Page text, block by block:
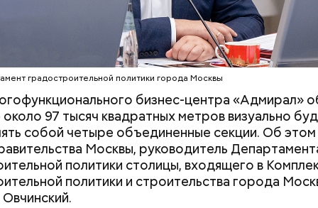
градостроительной политики города Москвы
бизнес-центра «Адмирал»
97 тысяч квадратных метров визуально
собой четыре объединенные секции. Об этом
Москвы, руководитель
политики столицы, входящего в
политики и строительства города